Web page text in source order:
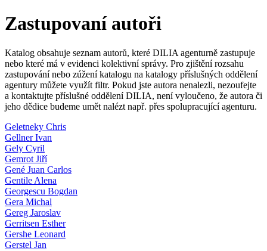
Zastupovaní autoři
Katalog obsahuje seznam autorů, které DILIA agenturně zastupuje
nebo které má v evidenci kolektivní správy. Pro zjištění rozsahu
zastupování nebo zúžení katalogu na katalogy příslušných oddělení
agentury můžete využít filtr. Pokud jste autora nenalezli, nezoufejte
a kontaktujte příslušné oddělení DILIA, není vyloučeno, že autora či
jeho dědice budeme umět nalézt např. přes spolupracující agenturu.
Geletneky Chris
Gellner Ivan
Gely Cyril
Gemrot Jiří
Gené Juan Carlos
Gentile Alena
Georgescu Bogdan
Gera Michal
Gereg Jaroslav
Gerritsen Esther
Gershe Leonard
Gerstel Jan